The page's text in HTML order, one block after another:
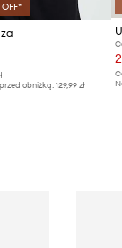
obniżką: 129,99 zł